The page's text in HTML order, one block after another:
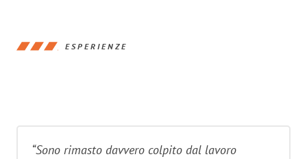
ESPERIENZE
“Sono rimasto davvero colpito dal lavoro